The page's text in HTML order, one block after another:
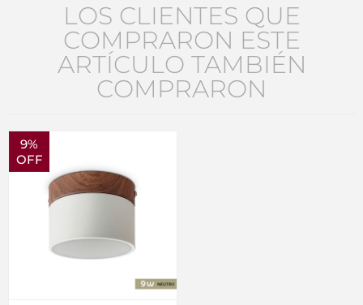
LOS CLIENTES QUE
COMPRARON ESTE
ARTÍCULO TAMBIÉN
COMPRARON
9%
OFF